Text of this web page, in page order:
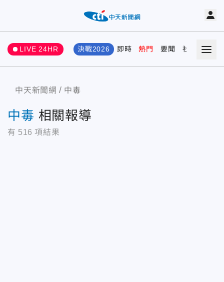
LIVE 24HR 決戰2026 即時 熱門 要聞 社會 娛樂
中天新聞網 中毒
中毒 相關報導
有 516 項結果